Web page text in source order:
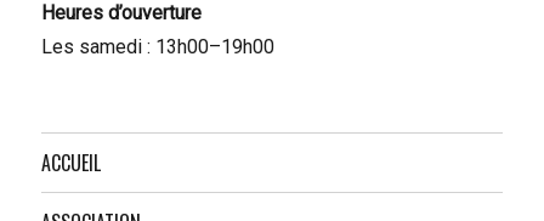
Heures d’ouverture
Les samedi : 13h00–19h00
ACCUEIL